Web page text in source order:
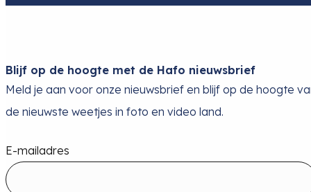
Blijf op de hoogte met de Hafo nieuwsbrief
Meld je aan voor onze nieuwsbrief en blijf op de hoogte
de nieuwste weetjes in foto en video land.
E-mailadres